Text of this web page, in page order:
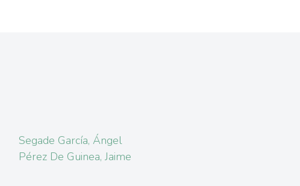
Segade García, Ángel
Pérez De Guinea, Jaime